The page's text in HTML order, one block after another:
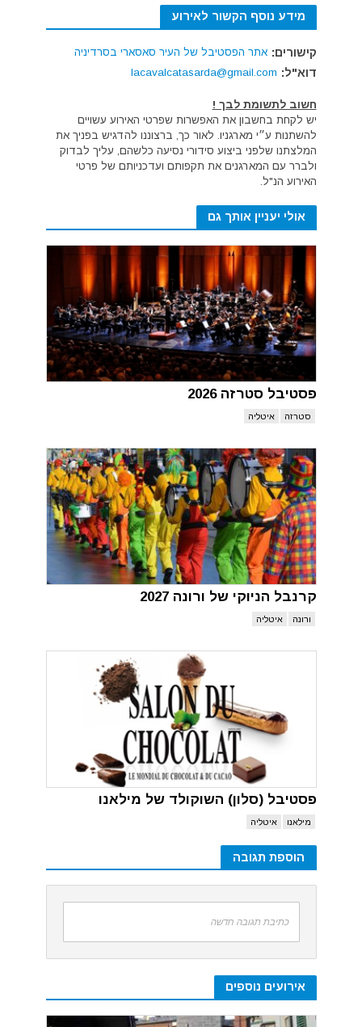
מידע נוסף הקשור לאירוע
קישורים: אתר הפסטיבל של העיר סאסארי בסרדיניה
דוא"ל: lacavalcatasarda@gmail.com
חשוב לתשומת לבך !
יש לקחת בחשבון את האפשרות שפרטי האירוע עשויים
להשתנות ע״י מארגניו. לאור כך, ברצוננו להדגיש בפניך את
המלצתנו שלפני ביצוע סידורי נסיעה כלשהם, עליך לבדוק
ולברר עם המארגנים את תקפותם ועדכניותם של פרטי
האירוע הנ"ל.
אולי יעניין אותך גם
פסטיבל סטרזה 2026
סטרזה איטליה
קרנבל הניוקי של ורונה 2027
ורונה איטליה
פסטיבל (סלון) השוקולד של מילאנו
מילאנו איטליה
הוספת תגובה
כתיבת תגובה חדשה
אירועים נוספים